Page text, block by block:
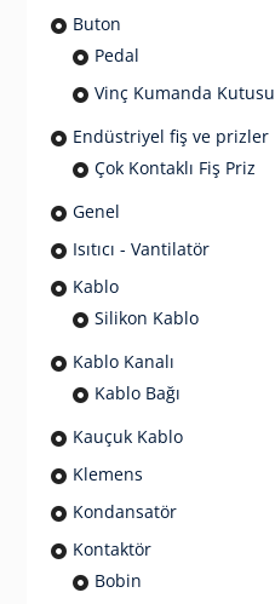
Buton
Pedal
Vinç Kumanda Kutusu
Endüstriyel fiş ve prizler
Çok Kontaklı Fiş Priz
Genel
Isıtıcı - Vantilatör
Kablo
Silikon Kablo
Kablo Kanalı
Kablo Bağı
Kauçuk Kablo
Klemens
Kondansatör
Kontaktör
Bobin